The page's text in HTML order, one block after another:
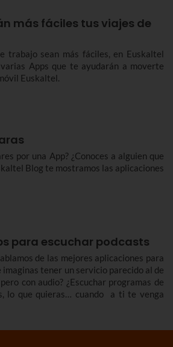
más fáciles tus viajes de
trabajo sean más fáciles, en Euskaltel
Apps que te ayudarán a moverte
Euskaltel.
por una App? ¿Conoces a alguien que
Blog te mostramos las aplicaciones
para escuchar podcasts
de las mejores aplicaciones para
imaginas tener un servicio parecido al de
con audio? ¿Escuchar programas de
lo que quieras… cuando a ti te venga